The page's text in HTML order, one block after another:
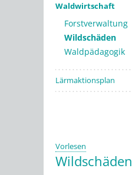
Waldwirtschaft
Forstverwaltung
Wildschäden
Waldpädagogik
Lärmaktionsplan
Vorlesen
Wildschäden